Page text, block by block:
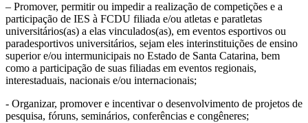
– Promover, permitir ou impedir a realização de competições e a
participação de IES à FCDU filiada e/ou atletas e paratletas
universitários(as) a elas vinculados(as), em eventos esportivos ou
paradesportivos universitários, sejam eles interinstituições de ensino
superior e/ou intermunicipais no Estado de Santa Catarina, bem
como a participação de suas filiadas em eventos regionais,
interestaduais, nacionais e/ou internacionais;
- Organizar, promover e incentivar o desenvolvimento de projetos de
pesquisa, fóruns, seminários, conferências e congêneres;